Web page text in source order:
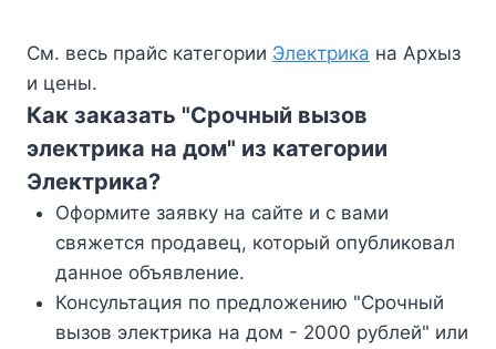
См. весь прайс категории Электрика на Архыз
и цены.
Как заказать "Срочный вызов
электрика на дом" из категории
Электрика?
Оформите заявку на сайте и с вами
свяжется продавец, который опубликовал
данное объявление.
Консультация по предложению "Срочный
вызов электрика на дом - 2000 рублей" или